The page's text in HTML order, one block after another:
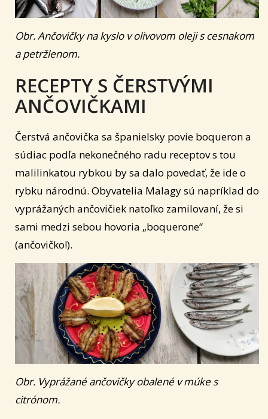
Obr. Ančovičky na kyslo v olivovom oleji s cesnakom
a petržlenom.
RECEPTY S ČERSTVÝMI
ANČOVIČKAMI
Čerstvá ančovička sa španielsky povie boqueron a
súdiac podľa nekonečného radu receptov s tou
malilinkatou rybkou by sa dalo povedať, že ide o
rybku národnú. Obyvatelia Malagy sú napríklad do
vyprážaných ančovičiek natoľko zamilovaní, že si
sami medzi sebou hovoria „boquerone“
(ančovičko!).
Obr. Vyprážané ančovičky obalené v múke s
citrónom.